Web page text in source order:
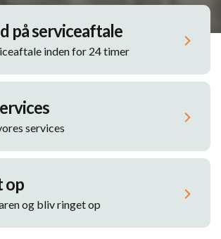
på serviceaftale
inden for 24 timer
services
op
og bliv ringet op